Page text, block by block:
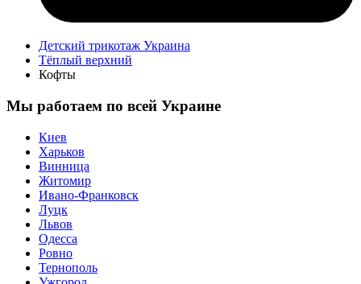
Детский трикотаж Украина
Тёплый верхний
Кофты
Мы работаем по всей Украине
Киев
Харьков
Винница
Житомир
Ивано-Франковск
Луцк
Львов
Одесса
Ровно
Тернополь